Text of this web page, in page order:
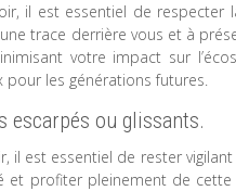
il est essentiel de
trace derrière vous et à
votre impact sur
pour les générations futures.
escarpés ou glissants.
il est essentiel de rester
profiter pleinement de